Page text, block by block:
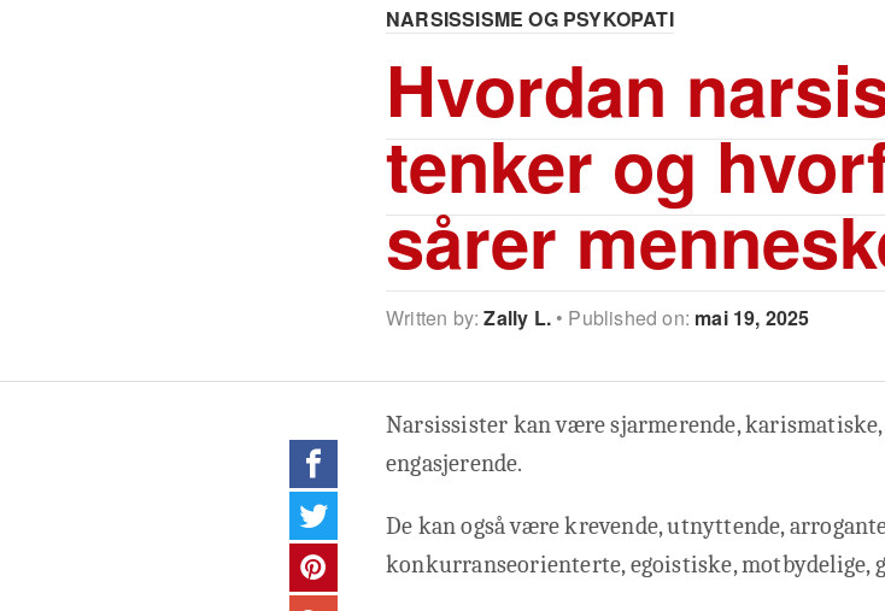
NARSISSISME OG PSYKOPATI
Hvordan
tenker og
sårer
Written by:Zally L. Published on: mai 19, 2025
Narsissister kan være sjarmerende, karismatiske,
engasjerende.
De kan også være krevende, utnyttende,
konkurranseorienterte, egoistiske, motbydelige,